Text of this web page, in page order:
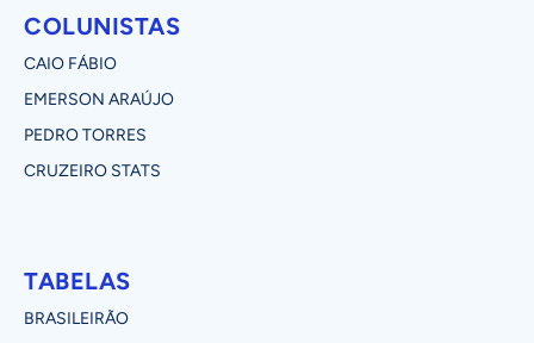
COLUNISTAS
CAIO FÁBIO
EMERSON ARAÚJO
PEDRO TORRES
CRUZEIRO STATS
TABELAS
BRASILEIRÃO